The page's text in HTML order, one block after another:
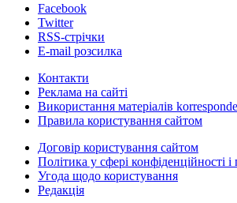
Facebook
Twitter
RSS-стрічки
E-mail розсилка
Контакти
Реклама на сайті
Використання матеріалів
Правила користування сайтом
Договір користування сайтом
Політика у сфері конфіденційності
Угода щодо користування
Редакція